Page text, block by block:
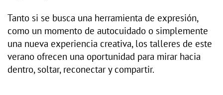
Tanto si se busca una herramienta de expresión,
como un momento de autocuidado o simplemente
una nueva experiencia creativa, los talleres de este
verano ofrecen una oportunidad para mirar hacia
dentro, soltar, reconectar y compartir.